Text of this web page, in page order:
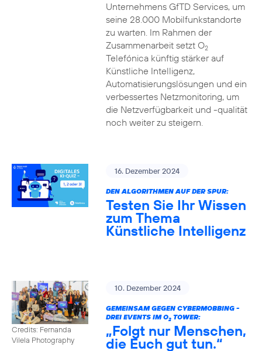
Unternehmens GfTD Services, um
seine 28.000 Mobilfunkstandorte
zu warten. Im Rahmen der
Zusammenarbeit setzt O2
Telefónica künftig stärker auf
Künstliche Intelligenz,
Automatisierungslösungen und ein
verbessertes Netzmonitoring, um
die Netzverfügbarkeit und -qualität
noch weiter zu steigern.
16. Dezember 2024
DEN ALGORITHMEN AUF DER SPUR:
Testen Sie Ihr Wissen
zum Thema
Künstliche Intelligenz
Credits: Fernanda
Vilela Photography
10. Dezember 2024
GEMEINSAM GEGEN CYBERMOBBING -
DREI EVENTS IM O2TOWER:
„Folgt nur Menschen,
die Euch gut tun.“